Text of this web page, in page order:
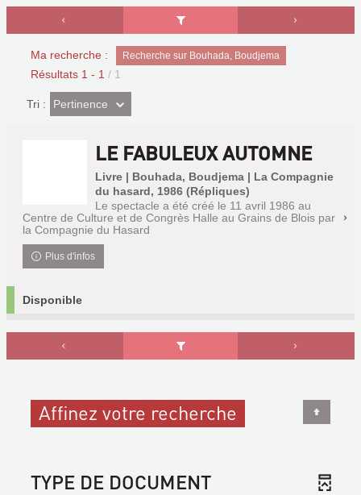
Ma recherche : Recherche sur Bouhada, Boudjema
Résultats 1 - 1 / 1
Tri : (Effet
imédiat)
Pertinence
LE FABULEUX AUTOMNE
Livre | Bouhada, Boudjema | La Compagnie
du hasard, 1986 (Répliques)
Le spectacle a été créé le 11 avril 1986 au
Centre de Culture et de Congrès Halle au Grains de Blois par
la Compagnie du Hasard
Plus d'infos
Disponible
Affinez votre recherche
TYPE DE DOCUMENT